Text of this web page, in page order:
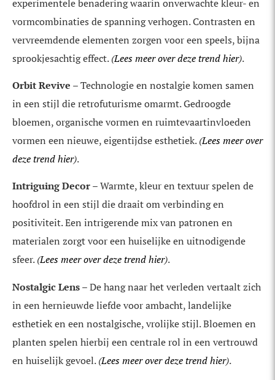
experimentele benadering waarin onverwachte kleur- en
vormcombinaties de spanning verhogen. Contrasten en
vervreemdende elementen zorgen voor een speels, bijna
sprookjesachtig effect.(Lees meer over deze trend hier).
Orbit Revive – Technologie en nostalgie komen samen
in een stijl die retrofuturisme omarmt. Gedroogde
bloemen, organische vormen en ruimtevaartinvloeden
vormen een nieuwe, eigentijdse esthetiek.(Lees meer over
deze trend hier).
Intriguing Decor– Warmte, kleur en textuur spelen de
hoofdrol in een stijl die draait om verbinding en
positiviteit. Een intrigerende mix van patronen en
materialen zorgt voor een huiselijke en uitnodigende
sfeer.(Lees meer over deze trend hier).
Nostalgic Lens– De hang naar het verleden vertaalt zich
in een hernieuwde liefde voor ambacht, landelijke
esthetiek en een nostalgische, vrolijke stijl. Bloemen en
planten spelen hierbij een centrale rol in een vertrouwd
en huiselijk gevoel.(Lees meer over deze trend hier).